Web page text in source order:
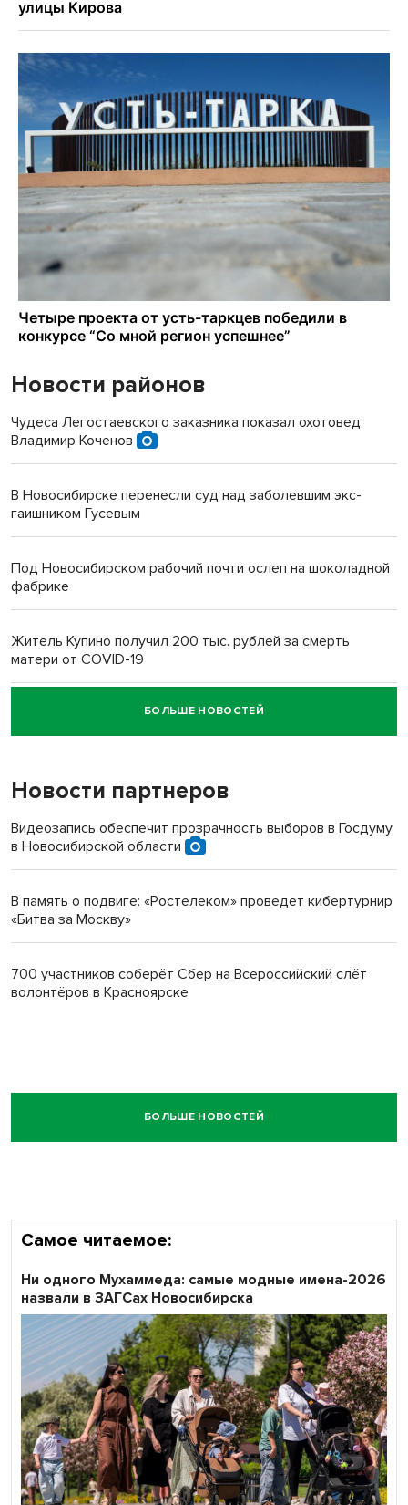
Новости районов
Чудеса Легостаевского заказника показал охотовед
Владимир Коченов
В Новосибирске перенесли суд над заболевшим экс-
гаишником Гусевым
Под Новосибирском рабочий почти ослеп на шоколадной
фабрике
Житель Купино получил 200 тыс. рублей за смерть
матери от COVID-19
Новосибирский суд наказал водителя за смерть
пенсионерки на вокзале
БОЛЬШЕ НОВОСТЕЙ
Новости партнеров
Видеозапись обеспечит прозрачность выборов в Госдуму
в Новосибирской области
В память о подвиге: «Ростелеком» проведет кибертурнир
«Битва за Москву»
700 участников соберёт Сбер на Всероссийский слёт
волонтёров в Красноярске
БОЛЬШЕ НОВОСТЕЙ
Самое читаемое:
Ни одного Мухаммеда: самые модные имена-2026
назвали в ЗАГСах Новосибирска